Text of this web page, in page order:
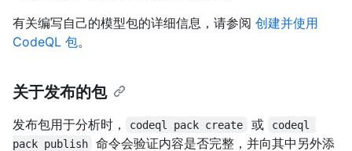
有关编写自己的模型包的详细信息，请参阅 创建并使用
CodeQL 包。
关于发布的包
发布包用于分析时， codeql pack create 或
codeql
pack publish
命令会验证内容是否完整，并向其中另外添